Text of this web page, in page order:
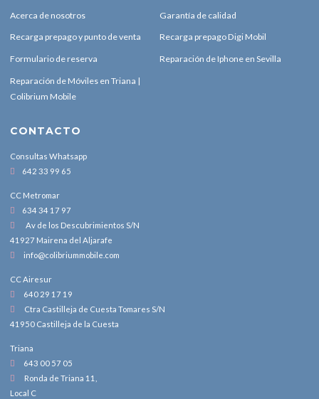
Acerca de nosotros Garantía de calidad
Recarga prepago y punto de venta Recarga prepago Digi Mobil
Formulario de reserva Reparación de Iphone en Sevilla
Reparación de Móviles en Triana |
Colibrium Mobile
CONTACTO
Consultas Whatsapp
642 33 99 65
CC Metromar
634 34 17 97
Av de los Descubrimientos S/N
41927 Mairena del Aljarafe
info@colibriummobile.com
CC Airesur
640 29 17 19
Ctra Castilleja de Cuesta Tomares S/N
41950 Castilleja de la Cuesta
Triana
643 00 57 05
Ronda de Triana 11,
Local C